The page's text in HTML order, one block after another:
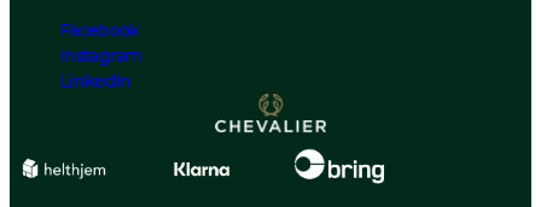
Facebook
Instagram
LinkedIn